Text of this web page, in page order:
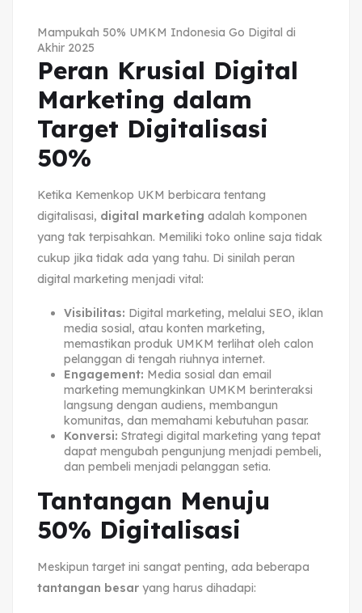
Mampukah 50% UMKM Indonesia Go Digital di
Akhir 2025
Peran Krusial Digital
Marketing dalam
Target Digitalisasi
50%
Ketika Kemenkop UKM berbicara tentang
digitalisasi, digital marketing adalah komponen
yang tak terpisahkan. Memiliki toko online saja tidak
cukup jika tidak ada yang tahu. Di sinilah peran
digital marketing menjadi vital:
Visibilitas: Digital marketing, melalui SEO, iklan
media sosial, atau konten marketing,
memastikan produk UMKM terlihat oleh calon
pelanggan di tengah riuhnya internet.
Engagement: Media sosial dan email
marketing memungkinkan UMKM berinteraksi
langsung dengan audiens, membangun
komunitas, dan memahami kebutuhan pasar.
Konversi: Strategi digital marketing yang tepat
dapat mengubah pengunjung menjadi pembeli,
dan pembeli menjadi pelanggan setia.
Tantangan Menuju
50% Digitalisasi
Meskipun target ini sangat penting, ada beberapa
tantangan besar yang harus dihadapi: